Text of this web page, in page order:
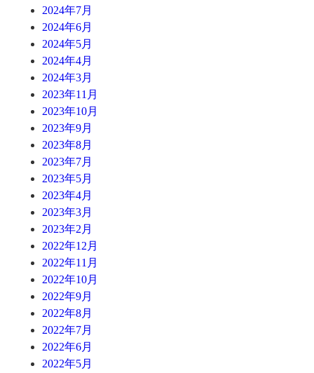
2024年7月
2024年6月
2024年5月
2024年4月
2024年3月
2023年11月
2023年10月
2023年9月
2023年8月
2023年7月
2023年5月
2023年4月
2023年3月
2023年2月
2022年12月
2022年11月
2022年10月
2022年9月
2022年8月
2022年7月
2022年6月
2022年5月